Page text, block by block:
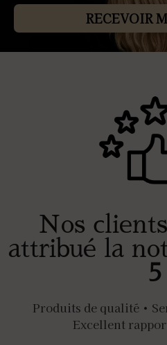
RECEVOIR
Nos
attribué la
5
Produits de qualité •
Excellent